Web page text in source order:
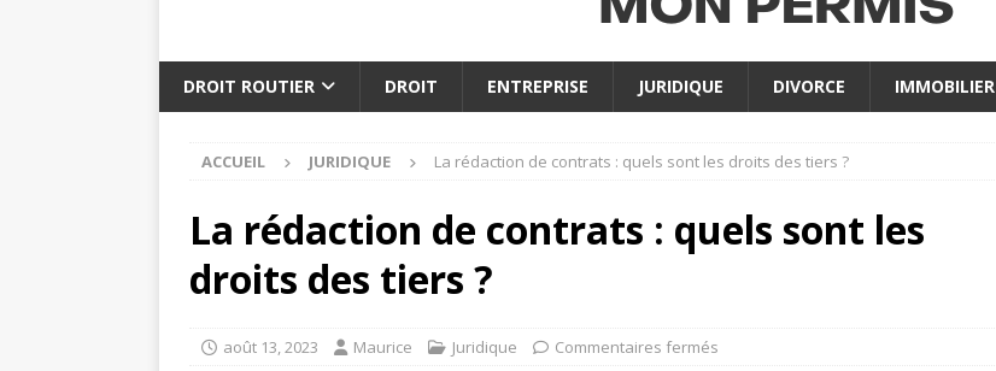
DROIT ROUTIER DROIT ENTREPRISE JURIDIQUE DIVORCE IMMOBILIER
ACCUEIL JURIDIQUE La rédaction de contrats : quels sont les droits des tiers ?
La rédaction de contrats : quels sont les
droits des tiers ?
août 13, 2023 Maurice Juridique Commentaires fermés